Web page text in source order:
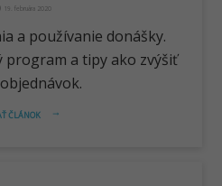
19. februára 2020
a používanie donášky.
program a tipy ako zvýšiť
arrow_right_alt
ČLÁNOK